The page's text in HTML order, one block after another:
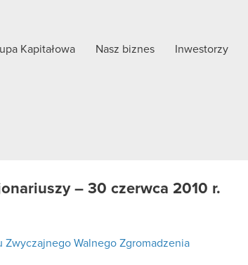
Kapitałowa Nasz biznes Inwestorzy
– 30 czerwca 2010 r.
Zwyczajnego Walnego Zgromadzenia